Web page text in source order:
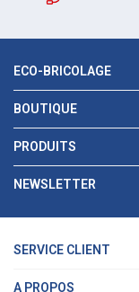
ECO-BRICOLAGE
BOUTIQUE
PRODUITS
NEWSLETTER
SERVICE CLIENT
A PROPOS